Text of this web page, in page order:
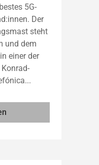
5G-
Der
steht
und dem
einer der